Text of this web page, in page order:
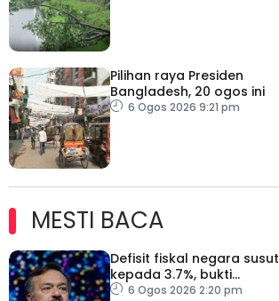
Pilihan raya Presiden
Bangladesh, 20 ogos ini
6 Ogos 2026 9:21 pm
MESTI BACA
Defisit fiskal negara susut
kepada 3.7%, bukti
keyakinan pelabur masih
6 Ogos 2026 2:20 pm